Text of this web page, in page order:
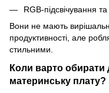
RGB-підсвічування
Вони не мають
продуктивності, але
стильними.
Коли варто
материнську плату?